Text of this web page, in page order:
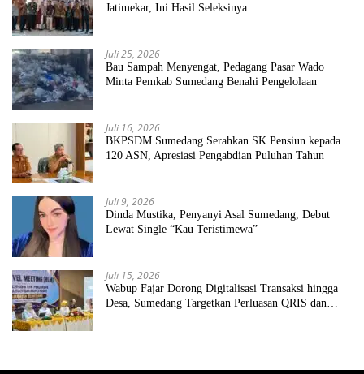
Jatimekar, Ini Hasil Seleksinya
Juli 25, 2026
Bau Sampah Menyengat, Pedagang Pasar Wado
Minta Pemkab Sumedang Benahi Pengelolaan
Juli 16, 2026
BKPSDM Sumedang Serahkan SK Pensiun kepada
120 ASN, Apresiasi Pengabdian Puluhan Tahun
Juli 9, 2026
Dinda Mustika, Penyanyi Asal Sumedang, Debut
Lewat Single “Kau Teristimewa”
Juli 15, 2026
Wabup Fajar Dorong Digitalisasi Transaksi hingga
Desa, Sumedang Targetkan Perluasan QRIS dan